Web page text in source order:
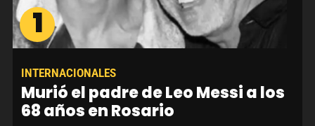
1
INTERNACIONALES
Murió el padre de Leo Messi a los
68 años en Rosario